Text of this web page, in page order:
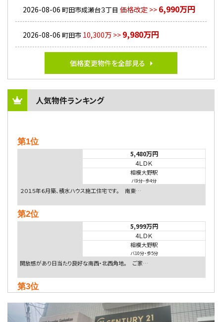
2026-08-06 町田市成瀬台３丁目 価格改定 >> 6,990万円
2026-08-06 町田市 10,300万 >> 9,980万円
価格変更物件を全部見る
人気物件ランキング
第1位
5,480万円
4ＬＤＫ
相模大野駅
バ9分・歩4分
２０１５年６月築、積水ハウス施工住宅です。 南東…
第2位
5,999万円
4ＬＤＫ
相模大野駅
バ10分・歩5分
開放感があり日当たり良好な南西・北西角地。 ご家…
第3位
4ＬＤＫ
淵野辺駅